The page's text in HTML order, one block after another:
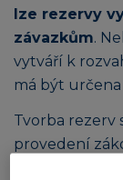
lze rezervy
závazkům.
vytváří k
má být
Tvorba rezerv
provedení